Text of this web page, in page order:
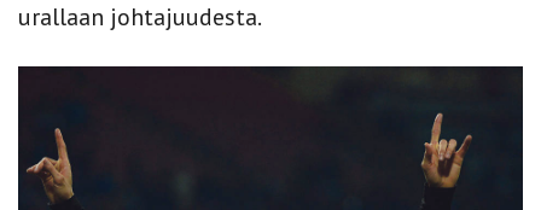
urallaan johtajuudesta.